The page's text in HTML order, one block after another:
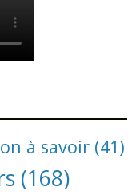
à savoir (41)
(168)